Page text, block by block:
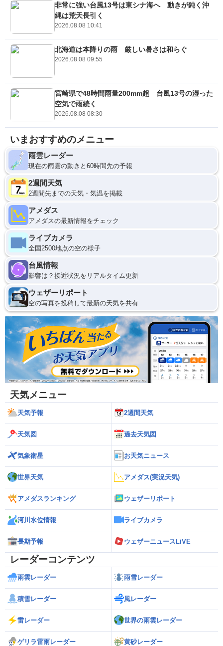
非常に強い台風13号は東シナ海へ 動きが鈍く沖
縄は荒天長引く
2026.08.08 10:41
北海道は本降りの雨 厳しい暑さは和らぐ
2026.08.08 09:55
宮崎県で48時間雨量200mm超 台風13号の湿った
空気で雨続く
2026.08.08 08:30
いまおすすめのメニュー
雨雲レーダー
現在の雨雲の動きと60時間先の予報
2週間天気
2週間先までの天気・気温を掲載
アメダス
アメダスの最新情報をチェック
ライブカメラ
全国2500地点の空の様子
台風情報
影響は？接近状況をリアルタイム更新
ウェザーリポート
空の写真を投稿して最新の天気を共有
天気メニュー
天気予報 2週間天気
天気図 過去天気図
気象衛星 お天気ニュース
世界天気 アメダス(実況天気)
アメダスランキング ウェザーリポート
河川水位情報 ライブカメラ
長期予報 ウェザーニュースLiVE
レーダーコンテンツ
雨雲レーダー 雨雪レーダー
積雪レーダー 風レーダー
雷レーダー 世界の雨雲レーダー
ゲリラ雷雨レーダー 黄砂レーダー